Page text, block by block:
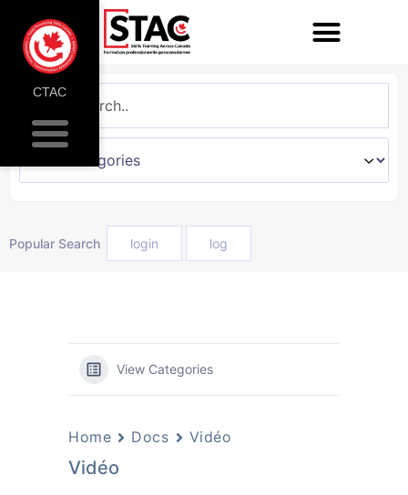
Popular Search login log
View Categories
Home Docs Vidéo
Vidéo
CTAC